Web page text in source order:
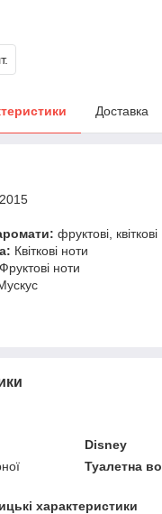
Доставка
2015
фруктові, квіткові
Квіткові ноти
Фруктові ноти
Disney
Туалетна
характеристики